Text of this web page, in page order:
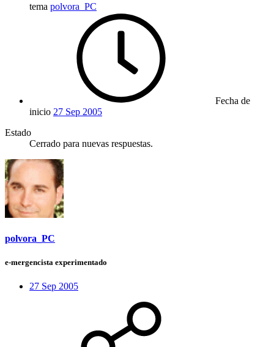
tema polvora_PC
Fecha de
inicio 27 Sep 2005
Estado
Cerrado para nuevas respuestas.
polvora_PC
e-mergencista experimentado
27 Sep 2005